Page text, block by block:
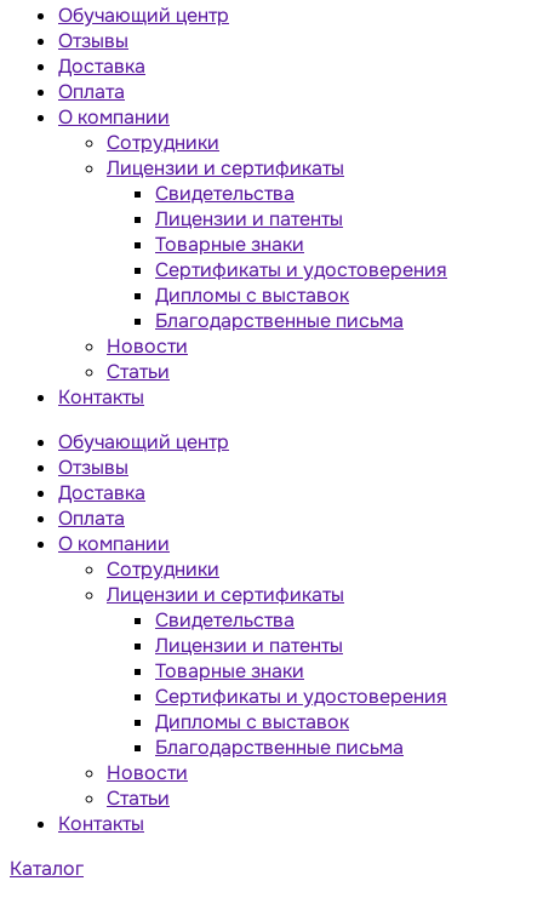
Обучающий центр
Отзывы
Доставка
Оплата
О компании
Сотрудники
Лицензии и сертификаты
Свидетельства
Лицензии и патенты
Товарные знаки
Сертификаты и удостоверения
Дипломы с выставок
Благодарственные письма
Новости
Статьи
Контакты
Обучающий центр
Отзывы
Доставка
Оплата
О компании
Сотрудники
Лицензии и сертификаты
Свидетельства
Лицензии и патенты
Товарные знаки
Сертификаты и удостоверения
Дипломы с выставок
Благодарственные письма
Новости
Статьи
Контакты
Каталог